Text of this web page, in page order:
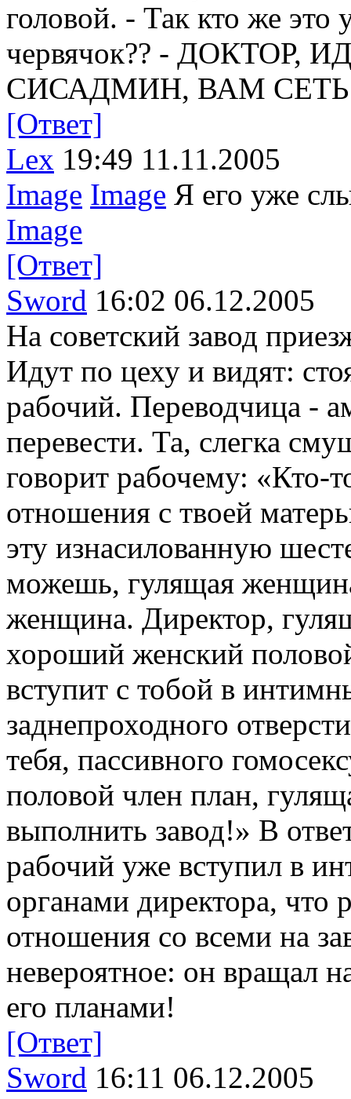
головой. - Так кто же это
червячок?? - ДОКТОР,
СИСАДМИН, ВАМ
[Ответ]
Lex 19:49 11.11.2005
Image Image Я его уже
Image
[Ответ]
Sword 16:02 06.12.2005
На советский завод
Идут по цеху и видят:
рабочий. Переводчица -
перевести. Та, слегка
говорит рабочему: «Кто-
отношения с твоей
эту изнасилованную
можешь, гулящая
женщина. Директор,
хороший женский
вступит с тобой в
заднепроходного
тебя, пассивного
половой член план,
выполнить завод!» В
рабочий уже вступил в
органами директора, что
отношения со всеми на
невероятное: он вращал
его планами!
[Ответ]
Sword 16:11 06.12.2005